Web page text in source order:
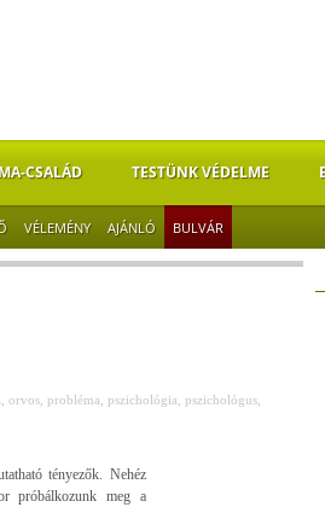
CSALÁD TESTÜNK VÉDELME
VÉLEMÉNY AJÁNLÓ BULVÁR
orvos, probléma pszichológia pszichológus,
tényezők. Nehéz
próbálkozunk meg a